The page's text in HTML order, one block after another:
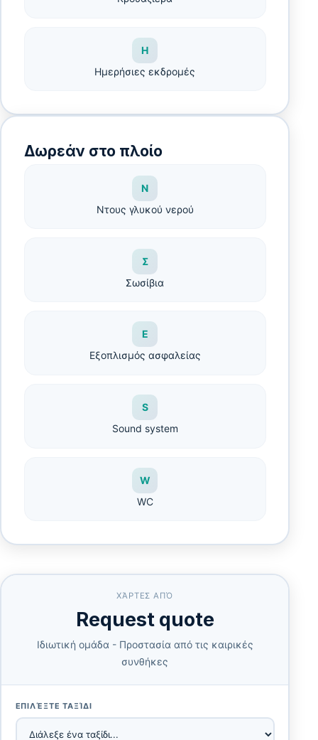
Η
Ημερήσιες εκδρομές
Δωρεάν στο πλοίο
Ν
Ντους γλυκού νερού
Σ
Σωσίβια
Ε
Εξοπλισμός ασφαλείας
S
Sound system
W
WC
ΧΆΡΤΕΣ ΑΠΌ
Request quote
Ιδιωτική ομάδα - Προστασία από τις καιρικές
συνθήκες
ΕΠΙΛΈΞΤΕ ΤΑΞΊΔΙ